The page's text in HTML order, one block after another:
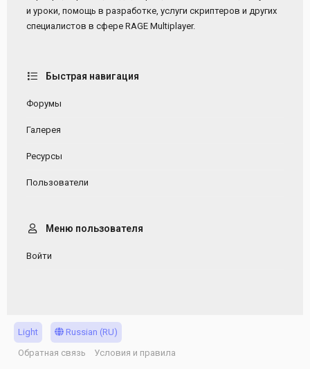
и уроки, помощь в разработке, услуги скриптеров и других
специалистов в сфере RAGE Multiplayer.
Быстрая навигация
Форумы
Галерея
Ресурсы
Пользователи
Меню пользователя
Войти
Light
Russian (RU)
Обратная связь
Условия и правила